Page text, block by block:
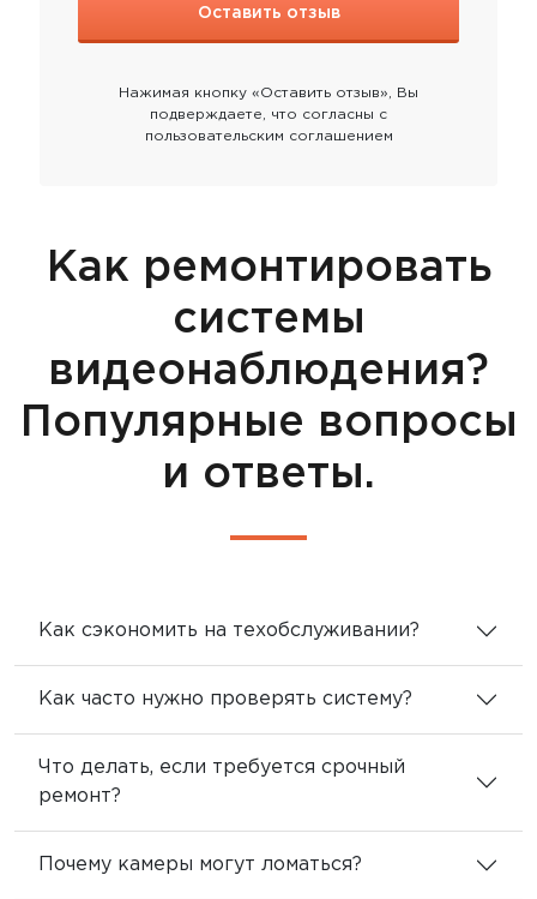
Нажимая кнопку «Оставить отзыв», Вы
подверждаете, что согласны с
пользовательским соглашением
Как ремонтировать
системы
видеонаблюдения?
Популярные вопросы
и ответы.
Как сэкономить на техобслуживании?
Как часто нужно проверять систему?
Что делать, если требуется срочный
ремонт?
Почему камеры могут ломаться?